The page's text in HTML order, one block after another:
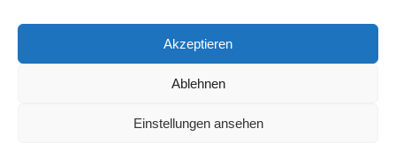
Akzeptieren
Ablehnen
Einstellungen ansehen